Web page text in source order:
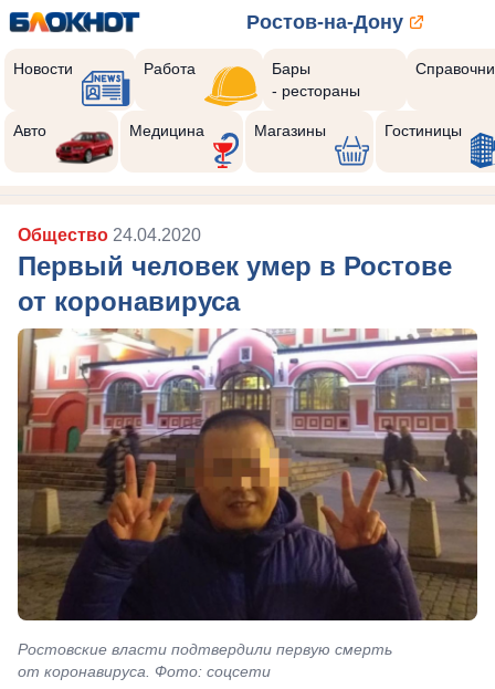
Ростов-на-Дону
Новости Работа
Бары
- рестораны
Авто Медицина Магазины Гостиницы
Общество 24.04.2020
Первый человек умер в Ростове
от коронавируса
Ростовские власти подтвердили первую смерть
от коронавируса. Фото: соцсети